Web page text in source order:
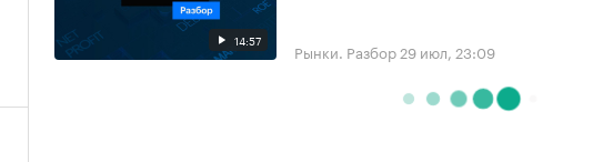
14:57 Рынки. Разбор 29 июл, 23:09